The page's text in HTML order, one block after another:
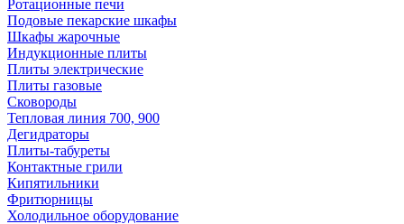
Ротационные печи
Подовые пекарские шкафы
Шкафы жарочные
Индукционные плиты
Плиты электрические
Плиты газовые
Сковороды
Тепловая линия 700, 900
Дегидраторы
Плиты-табуреты
Контактные грили
Кипятильники
Фритюрницы
Холодильное оборудование